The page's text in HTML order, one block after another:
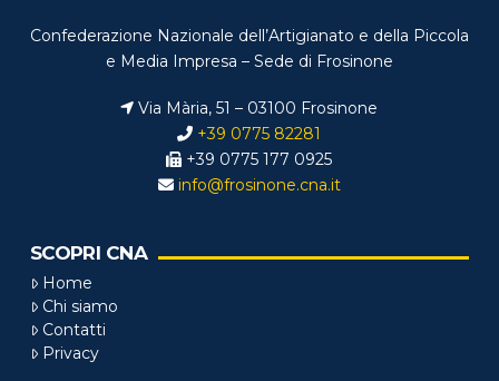
Confederazione Nazionale dell’Artigianato e della Piccola
e Media Impresa – Sede di Frosinone
Via Mària, 51 – 03100 Frosinone
+39 0775 82281
+39 0775 177 0925
info@frosinone.cna.it
SCOPRI CNA
Home
Chi siamo
Contatti
Privacy